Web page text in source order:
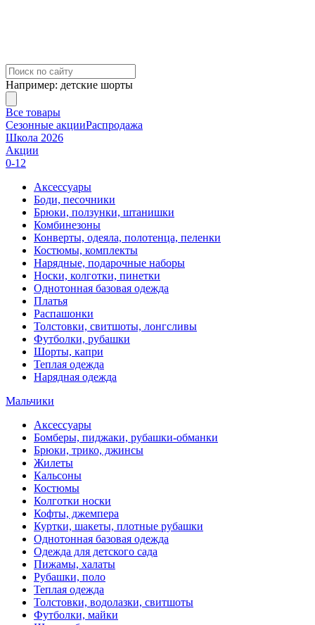
Например: детские шорты
Все товары
Сезонные акцииРаспродажа
Школа 2026
Акции
0-12
Аксессуары
Боди, песочники
Брюки, ползунки, штанишки
Комбинезоны
Конверты, одеяла, полотенца, пеленки
Костюмы, комплекты
Нарядные, подарочные наборы
Носки, колготки, пинетки
Однотонная базовая одежда
Платья
Распашонки
Толстовки, свитшоты, лонгсливы
Футболки, рубашки
Шорты, капри
Теплая одежда
Нарядная одежда
Мальчики
Аксессуары
Бомберы, пиджаки, рубашки-обманки
Брюки, трико, джинсы
Жилеты
Кальсоны
Костюмы
Колготки носки
Кофты, джемпера
Куртки, шакеты, плотные рубашки
Однотонная базовая одежда
Одежда для детского сада
Пижамы, халаты
Рубашки, поло
Теплая одежда
Толстовки, водолазки, свитшоты
Футболки, майки